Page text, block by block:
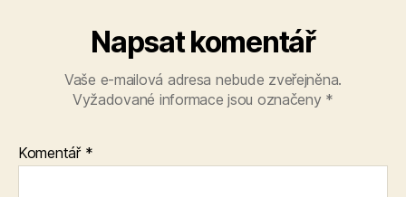
Napsat komentář
Vaše e-mailová adresa nebude zveřejněna.
Vyžadované informace jsou označeny *
Komentář *